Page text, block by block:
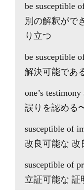
be susceptible
別の解釈がで
り立つ
be susceptible
解決可能であ
one’s
誤りを認める
susceptible of
改良可能な 改
susceptible of
立証可能な 証